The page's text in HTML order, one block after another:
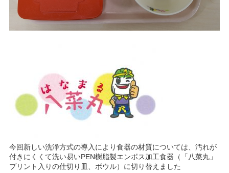
今回新しい洗浄方式の導入により食器の材質については、汚れが
付きにくくて洗い易いPEN樹脂製エンボス加工食器（「八菜丸」
プリント入りの仕切り皿、ボウル）に切り替えました